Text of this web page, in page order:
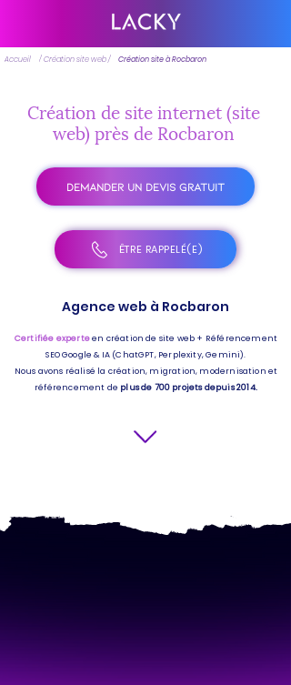
Accueil / Création site web / Création site à Rocbaron
Création de site internet (site
web) près de Rocbaron
DEMANDER UN DEVIS GRATUIT
ÊTRE RAPPELÉ(E)
Agence web à Rocbaron
Certifiée experteen création de site web + Référencement
SEO Google & IA (ChatGPT, Perplexity, Gemini).
Nous avons réalisé la création, migration, modernisation et
référencement de plus de 700 projets depuis 2014.